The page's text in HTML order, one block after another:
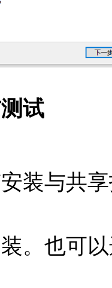
试
装与共
。也可